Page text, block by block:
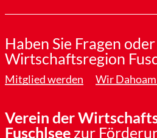
Haben Sie Fragen
Wirtschaftsregion
Mitglied werden Wir
Verein der
Fuschlseezur